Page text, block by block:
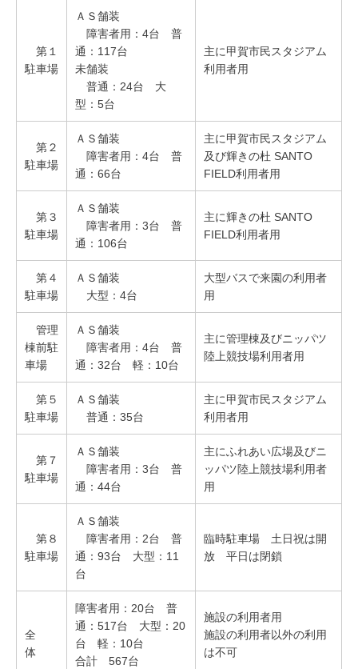
第１
駐車場
ＡＳ舗装
障害者用：4台 普
通：117台
未舗装
普通：24台 大
型：5台
主に甲賀市民スタジアム
利用者用
第２
駐車場
ＡＳ舗装
障害者用：4台 普
通：66台
主に甲賀市民スタジアム
及び輝きの杜 SANTO
FIELD利用者用
第３
駐車場
ＡＳ舗装
障害者用：3台 普
通：106台
主に輝きの杜 SANTO
FIELD利用者用
第４
駐車場
ＡＳ舗装
大型：4台
大型バスで来園の利用者
用
管理
棟前駐
車場
ＡＳ舗装
障害者用：4台 普
通：32台 軽：10台
主に管理棟及びニッパツ
陸上競技場利用者用
第５
駐車場
ＡＳ舗装
普通：35台
主に甲賀市民スタジアム
利用者用
第７
駐車場
ＡＳ舗装
障害者用：3台 普
通：44台
主にふれあい広場及びニ
ッパツ陸上競技場利用者
用
第８
駐車場
ＡＳ舗装
障害者用：2台 普
通：93台 大型：11
台
臨時駐車場 土日祝は開
放 平日は閉鎖
全
体
障害者用：20台 普
通：517台 大型：20
台 軽：10台
合計 567台
施設の利用者用
施設の利用者以外の利用
は不可